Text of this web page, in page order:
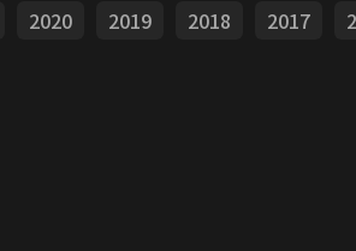
2020 2019 2018 2017